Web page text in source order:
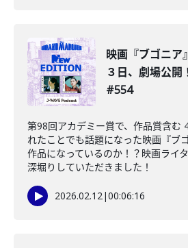
映画『ブゴニア
３日、劇場公
#554
第98回アカデミー賞で、作品賞含む
れたことでも話題になった映画『ブ
作品になっているのか！？映画ライ
深堀りしていただきました！
2026.02.12|00:06:16